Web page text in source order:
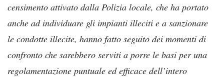
censimento attivato dalla Polizia locale, che ha portato
anche ad individuare gli impianti illeciti e a sanzionare
le condotte illecite, hanno fatto seguito dei momenti di
confronto che sarebbero serviti a porre le basi per una
regolamentazione puntuale ed efficace dell’intero